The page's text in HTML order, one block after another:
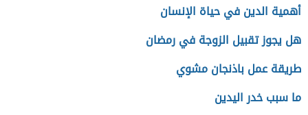
أهمية الدين في حياة الإنسان
هل يجوز تقبيل الزوجة في رمضان
طريقة عمل باذنجان مشوي
ما سبب خدر اليدين